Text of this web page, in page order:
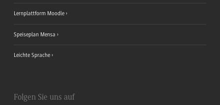
Lernplattform Moodle
Speiseplan Mensa
Leichte Sprache
Folgen Sie uns auf